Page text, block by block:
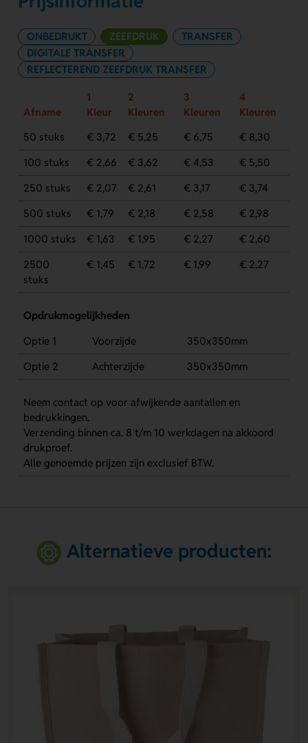
ONBEDRUKT ZEEFDRUK
TRANSFER
DIGITALE TRANSFER
REFLECTEREND ZEEFDRUK TRANSFER
Afname
1
Kleur
2
Kleuren
3
Kleuren
4
Kleuren
50 stuks
€ 3,72 € 5,25 € 6,75
€ 8,30
100 stuks
€ 2,66 € 3,62 € 4,53
€ 5,50
250 stuks
€ 2,07 € 2,61 € 3,17
€ 3,74
500 stuks
€ 1,79 € 2,18 € 2,58
€ 2,98
1000 stuks
€ 1,63 € 1,95 € 2,27
€ 2,60
2500
stuks
€ 1,45 € 1,72 € 1,99 € 2,27
Opdrukmogelijkheden
Optie 1
Voorzijde
350x350mm
Optie 2
Achterzijde 350x350mm
Neem contact op voor afwijkende aantallen en
bedrukkingen.
Verzending binnen ca. 8 t/m 10 werkdagen na akkoord
drukproef.
Alle genoemde prijzen zijn exclusief BTW.
Alternatieve producten: